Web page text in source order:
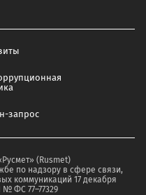
запрос
(Rusmet)
по надзору в сфере связи,
коммуникаций 17 декабря
№ ФС 77–77329